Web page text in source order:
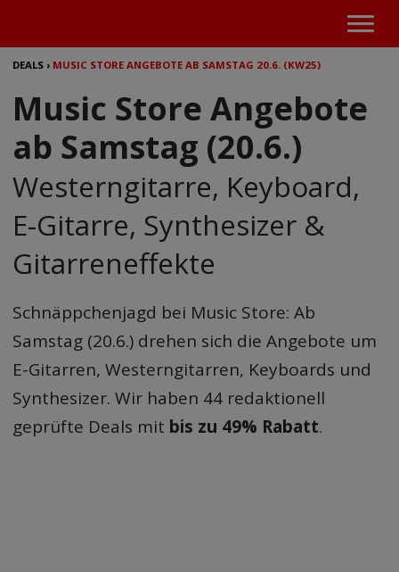
DEALS › MUSIC STORE ANGEBOTE AB SAMSTAG 20.6. (KW25)
Music Store Angebote
ab Samstag (20.6.)
Westerngitarre, Keyboard,
E-Gitarre, Synthesizer &
Gitarreneffekte
Schnäppchenjagd bei Music Store: Ab
Samstag (20.6.) drehen sich die Angebote um
E-Gitarren, Westerngitarren, Keyboards und
Synthesizer. Wir haben 44 redaktionell
geprüfte Deals mit bis zu 49% Rabatt.